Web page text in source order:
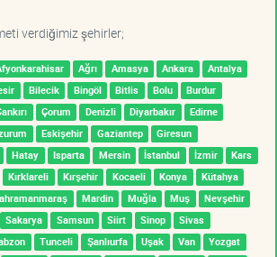
verdiğimiz şehirler;
Ağrı Amasya Ankara
Antalya
Bilecik Bingöl Bitlis Bolu
Burdur
Çorum Denizli Diyarbakır
Edirne
Eskişehir Gaziantep
Giresun
Hatay Isparta Mersin İstanbul İzmir
Kars
Kırklareli Kırşehir Kocaeli Konya
Kütahya
Mardin Muğla Muş
Nevşehir
Sakarya Samsun Siirt Sinop
Sivas
Tunceli Şanlıurfa Uşak Van
Yozgat